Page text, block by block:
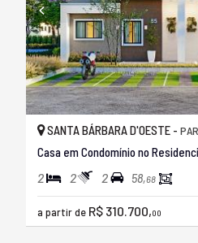
SANTA BÁRBARA D'OESTE -
Casa em Condomínio no
2 2 2 58,68
a partir de R$ 310.700,00